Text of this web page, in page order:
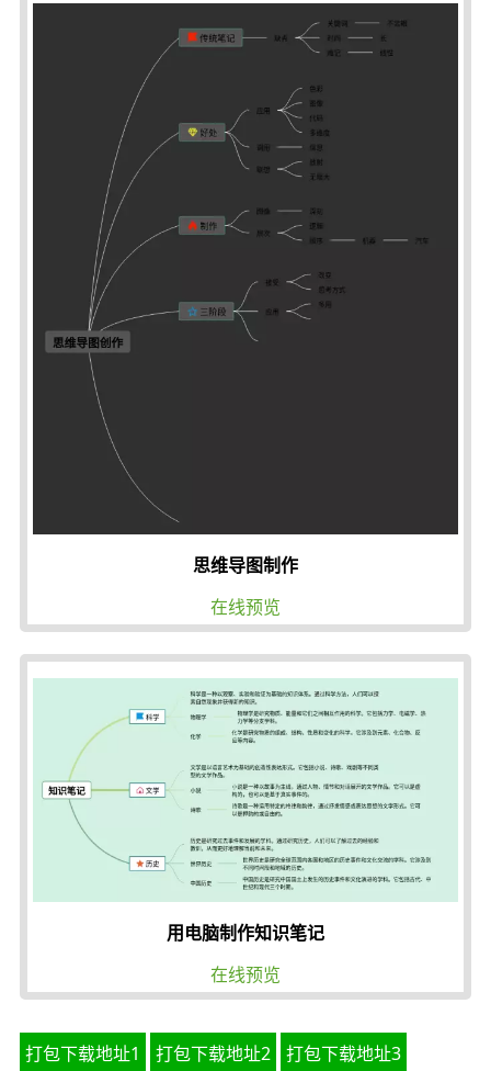
思维导图制作
在线预览
用电脑制作知识笔记
在线预览
打包下载地址1 打包下载地址2 打包下载地址3